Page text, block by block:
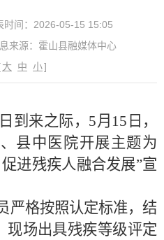
时间：2026-05-15 15:05
来源：霍山县融媒体中心
大 中 小]
到来之际，5月15日，
县中医院开展主题为
进残疾人融合发展”宣
严格按照认定标准，结
现场出具残疾等级评定